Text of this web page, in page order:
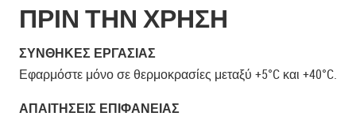
ΠΡΙΝ ΤΗΝ ΧΡΗΣΗ
ΣΥΝΘΉΚΕΣ ΕΡΓΑΣΊΑΣ
Εφαρμόστε μόνο σε θερμοκρασίες μεταξύ +5°C και +40°C.
ΑΠΑΙΤΉΣΕΙΣ ΕΠΙΦΆΝΕΙΑΣ